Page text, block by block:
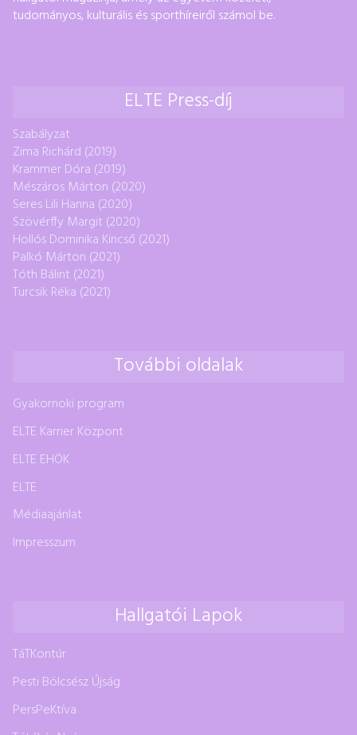
tudományos, kulturális és sporthíreiről számol be.
ELTE Press-díj
Szabályzat
Zima Richárd (2019)
Krammer Dóra (2019)
Mészáros Márton (2020)
Seres Lili Hanna (2020)
Szövérffy Margit (2020)
Hollós Dominika Kincső (2021)
Palkó Márton (2021)
Tóth Bálint (2021)
Turcsik Réka (2021)
További oldalak
Gyakornoki program
ELTE Karrier Központ
ELTE EHÖK
ELTE
Médiaajánlat
Impresszum
Hallgatói Lapok
TáTKontúr
Pesti Bölcsész Újság
PersPeKtíva